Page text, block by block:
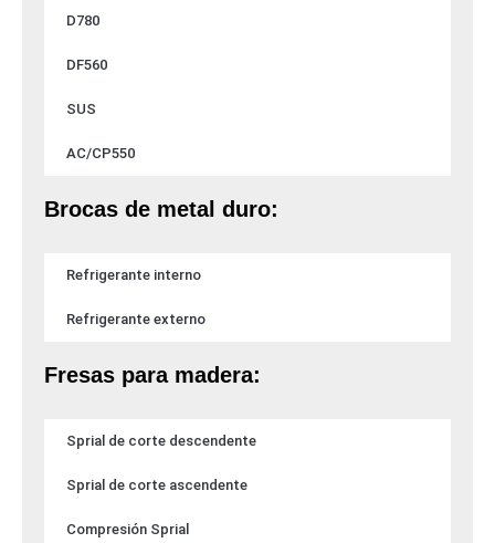
D780
DF560
SUS
AC/CP550
Brocas de metal duro:
Refrigerante interno
Refrigerante externo
Fresas para madera:
Sprial de corte descendente
Sprial de corte ascendente
Compresión Sprial